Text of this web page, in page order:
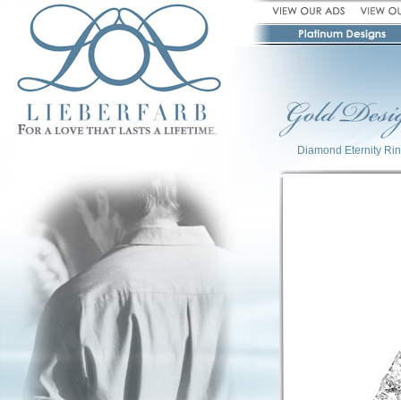
Diamond Eternity